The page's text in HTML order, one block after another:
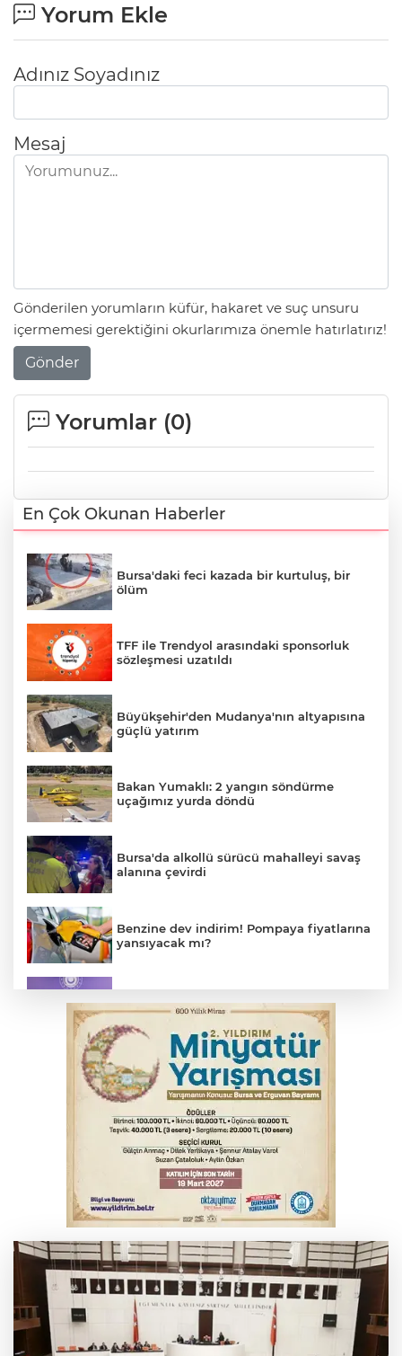
Yorum Ekle
Adınız Soyadınız
Mesaj
Gönderilen yorumların küfür, hakaret ve suç unsuru
içermemesi gerektiğini okurlarımıza önemle hatırlatırız!
Gönder
Yorumlar (0)
En Çok Okunan Haberler
Bursa'daki feci kazada bir kurtuluş, bir
ölüm
TFF ile Trendyol arasındaki sponsorluk
sözleşmesi uzatıldı
Büyükşehir'den Mudanya'nın altyapısına
güçlü yatırım
Bakan Yumaklı: 2 yangın söndürme
uçağımız yurda döndü
Bursa'da alkollü sürücü mahalleyi savaş
alanına çevirdi
Benzine dev indirim! Pompaya fiyatlarına
yansıyacak mı?
milletimize hayırlı olsun
Serbest piyasada döviz fiyatları
Osmangazi’de kaldırım işgaline geçit yok
Serbest piyasada altın fiyatları...